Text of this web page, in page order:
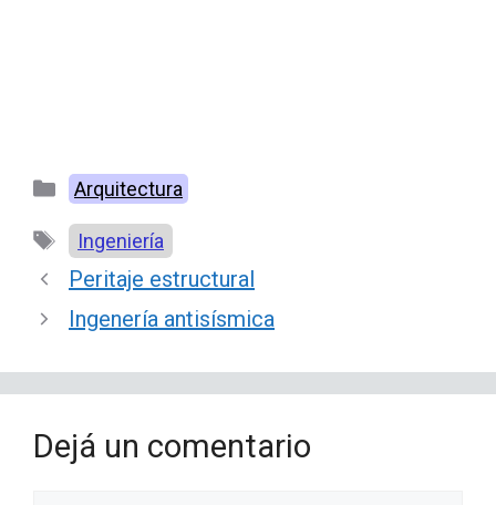
Categorías
Arquitectura
Etiquetas
Ingeniería
Peritaje estructural
Ingenería antisísmica
Dejá un comentario